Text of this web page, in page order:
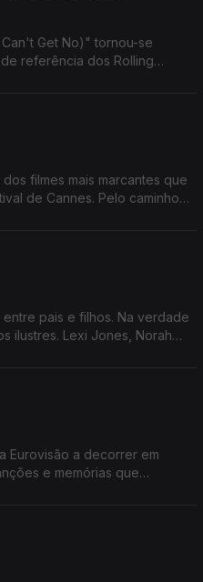
Get No)" tornou-se
referência dos Rolling
filmes mais marcantes que
de Cannes. Pelo caminho
pais e filhos. Na verdade
ilustres. Lexi Jones, Norah
Eurovisão a decorrer em
e memórias que